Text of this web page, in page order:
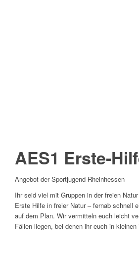
AES1 Erste-
Angebot der Sportjugend Rheinhessen
Ihr seid viel mit Gruppen in der freien
Erste Hilfe in freier Natur – fernab schnell
auf dem Plan. Wir vermitteln euch leicht
Fällen liegen, bei denen ihr euch in